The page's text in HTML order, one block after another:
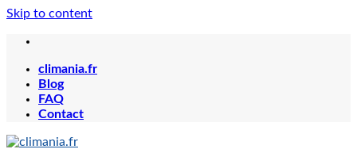
Skip to content
climania.fr
Blog
FAQ
Contact